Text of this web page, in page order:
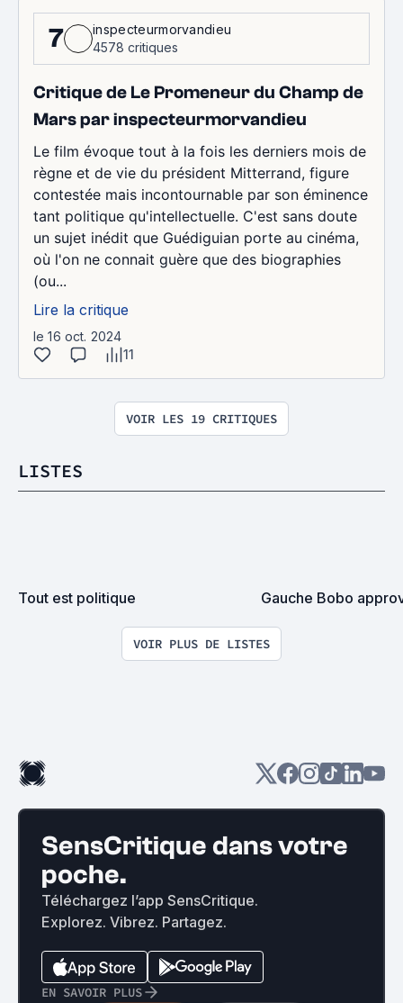
7
inspecteurmorvandieu
4578 critiques
Critique de Le Promeneur du Champ de
Mars par inspecteurmorvandieu
Le film évoque tout à la fois les derniers mois de
règne et de vie du président Mitterrand, figure
contestée mais incontournable par son éminence
tant politique qu'intellectuelle. C'est sans doute
un sujet inédit que Guédiguian porte au cinéma,
où l'on ne connait guère que des biographies
(ou...
Lire la critique
le 16 oct. 2024
11
VOIR LES 19 CRITIQUES
LISTES
Tout est politique Gauche Bobo
VOIR PLUS DE LISTES
SensCritique dans votre
poche.
Téléchargez l’app SensCritique.
Explorez. Vibrez. Partagez.
EN SAVOIR PLUS